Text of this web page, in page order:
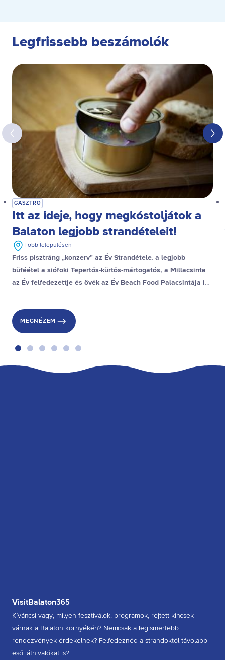
Legfrissebb beszámolók
GASZTRO
Itt az ideje, hogy megkóstoljátok a
Balaton legjobb strandételeit!
Több településen
Friss pisztráng „konzerv” az Év Strandétele, a legjobb
büféétel a siófoki Tepertős-kürtős-mártogatós, a Millacsinta
az Év felfedezettje és övék az Év Beach Food Palacsintája is,
MEGNÉZEM
VisitBalaton365
Kíváncsi vagy, milyen fesztiválok, programok, rejtett kincsek
várnak a Balaton környékén? Nemcsak a legismertebb
rendezvények érdekelnek? Felfedeznéd a strandoktól távolabb
eső látnivalókat is?